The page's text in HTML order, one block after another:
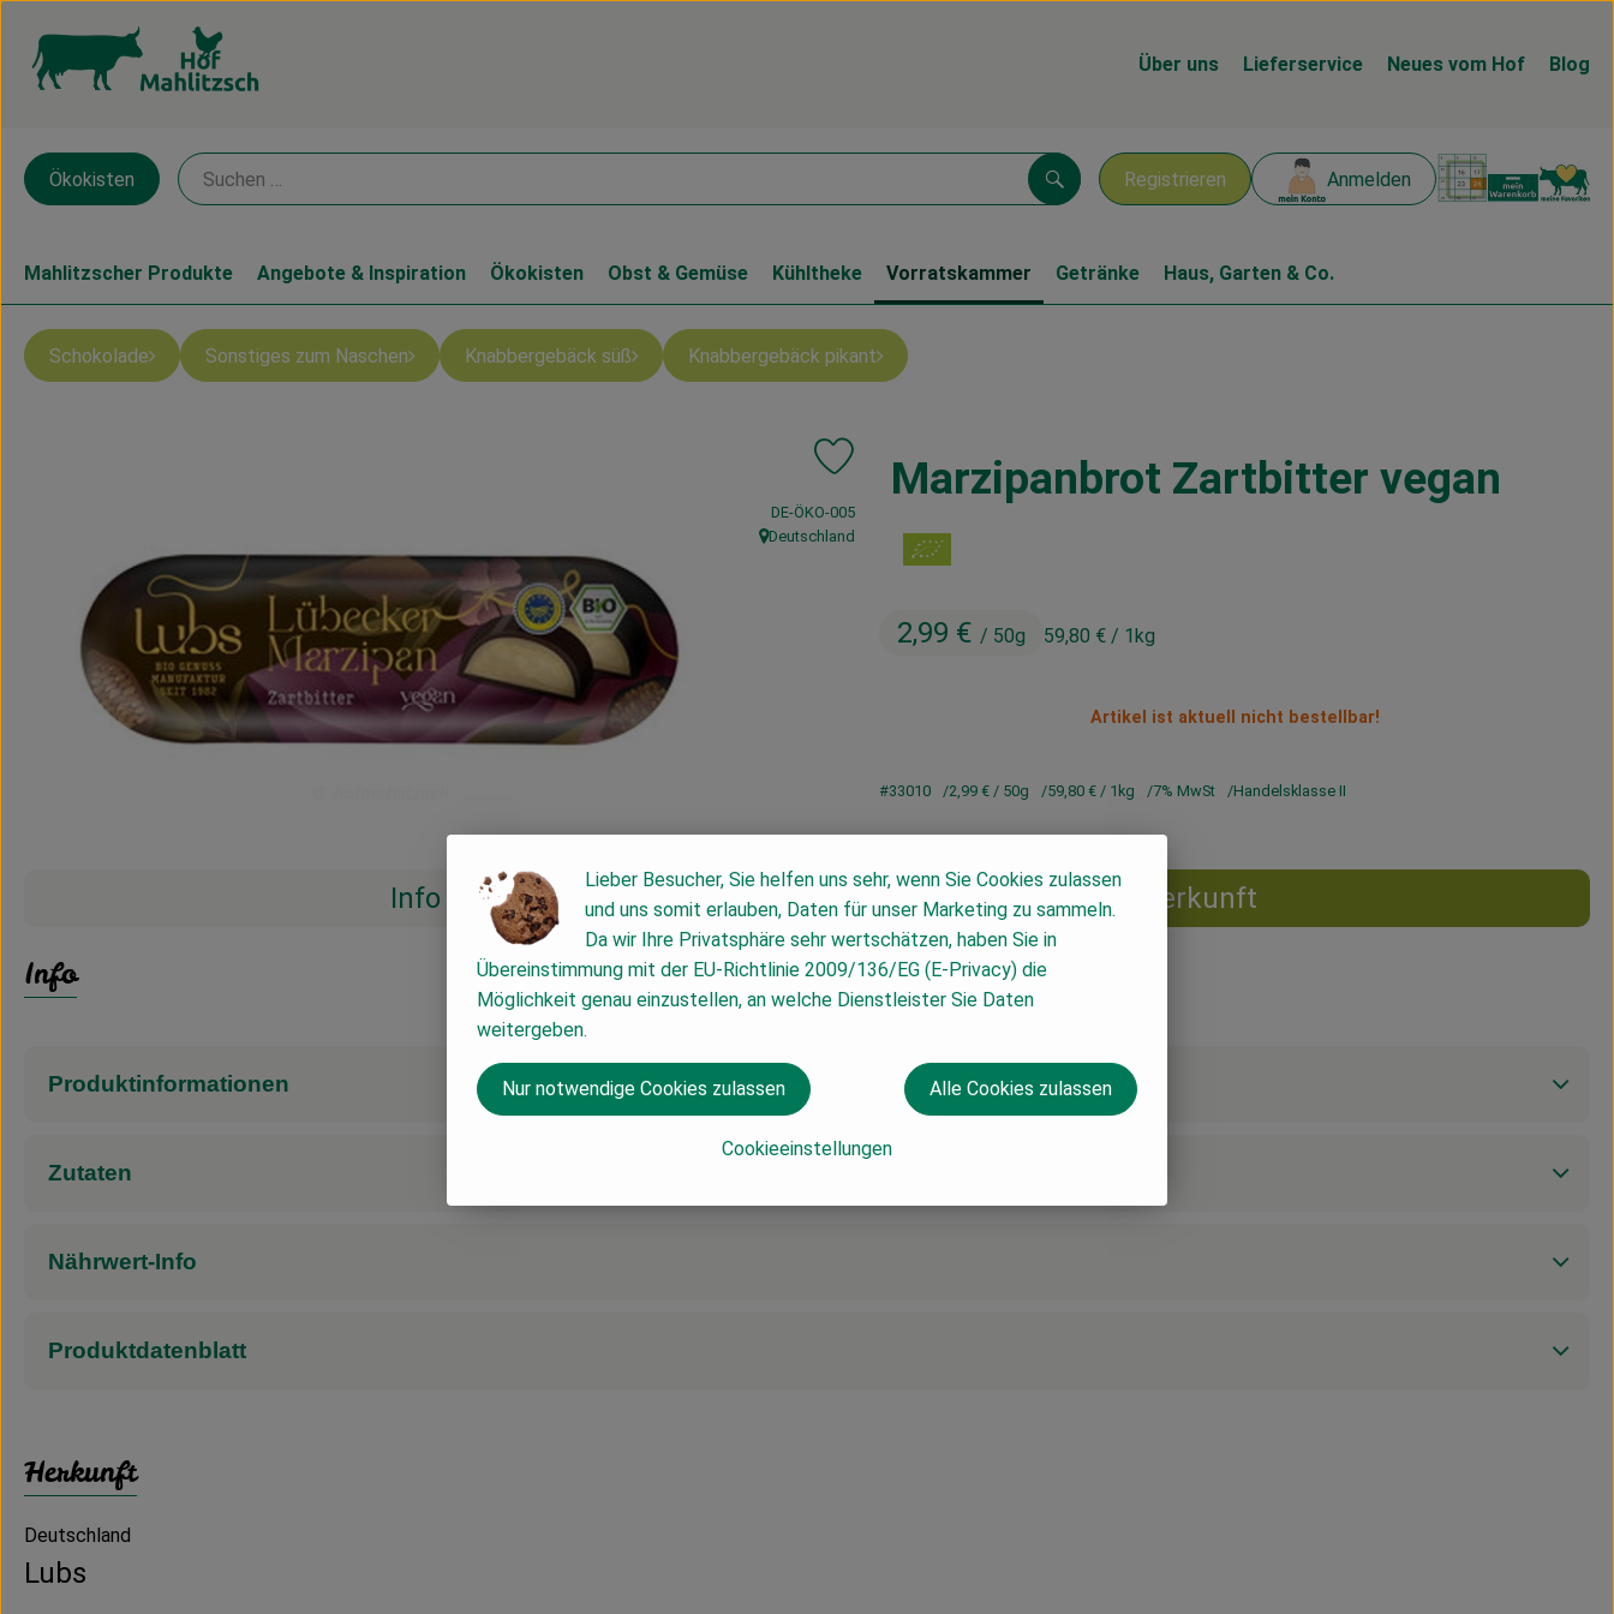
Über uns Lieferservice Neues vom Hof Blog
Registrieren Anmelden
Suchen
Ökokisten
Mahlitzscher Produkte Angebote & Inspiration Ökokisten Obst & Gemüse Kühltheke Vorratskammer Getränke Haus, Garten & Co.
Schokolade Sonstiges zum Naschen Knabbergebäck süß Knabbergebäck pikant
Marzipanbrot Zartbitter vegan
2,99 € / 50g 59,80 € / 1kg
Produkt zu Favouriten hinzufügen
, Kontrollstelle:
DE-ÖKO-005
, Herkunft:
Deutschland
Artikel ist aktuell nicht bestellbar!
#33010 2,99 € / 50g 59,80 € / 1kg 7% MwSt Handelsklasse II
Info Herkunft
Info
Produktinformationen
Zutaten
Nährwert-Info
Produktdatenblatt
Herkunft
Deutschland
Lubs
Lieber Besucher, Sie helfen uns sehr, wenn Sie Cookies zulassen
und uns somit erlauben, Daten für unser Marketing zu sammeln.
Da wir Ihre Privatsphäre sehr wertschätzen, haben Sie in
Übereinstimmung mit der EU-Richtlinie 2009/136/EG (E-Privacy) die
Möglichkeit genau einzustellen, an welche Dienstleister Sie Daten
weitergeben.
Cookieeinstellungen
Nur notwendige Cookies zulassen Alle Cookies zulassen